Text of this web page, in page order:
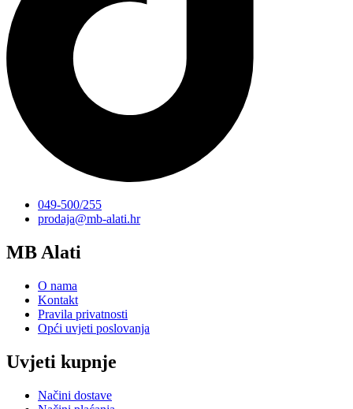
049-500/255
prodaja@mb-alati.hr
MB Alati
O nama
Kontakt
Pravila privatnosti
Opći uvjeti poslovanja
Uvjeti kupnje
Načini dostave